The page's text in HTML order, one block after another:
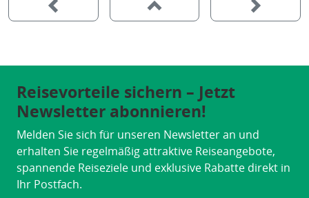
Reisevorteile sichern – Jetzt
Newsletter abonnieren!
Melden Sie sich für unseren Newsletter an und
erhalten Sie regelmäßig attraktive Reiseangebote,
spannende Reiseziele und exklusive Rabatte direkt in
Ihr Postfach.